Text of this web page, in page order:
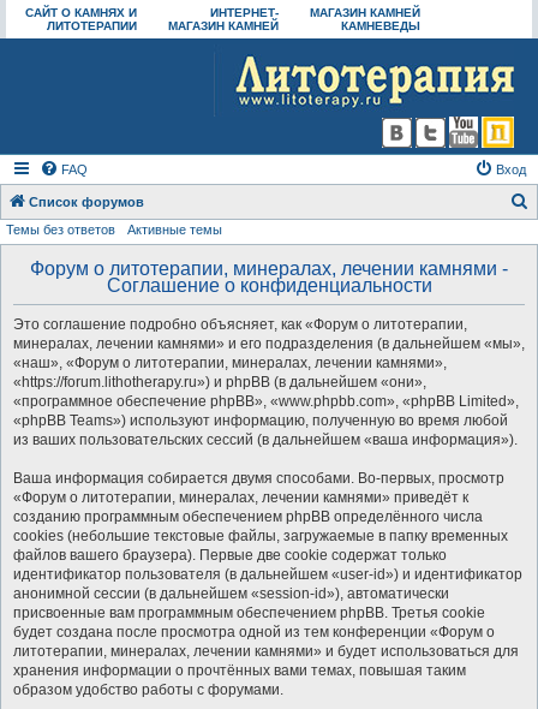
САЙТ О КАМНЯХ И
ЛИТОТЕРАПИИ
ИНТЕРНЕТ-
МАГАЗИН КАМНЕЙ
МАГАЗИН КАМНЕЙ
КАМНЕВЕДЫ
FAQ Вход
Список форумов
Темы без ответов Активные темы
Форум о литотерапии, минералах, лечении камнями -
Соглашение о конфиденциальности
Это соглашение подробно объясняет, как «Форум о литотерапии,
минералах, лечении камнями» и его подразделения (в дальнейшем «мы»,
«наш», «Форум о литотерапии, минералах, лечении камнями»,
«https://forum.lithotherapy.ru») и phpBB (в дальнейшем «они»,
«программное обеспечение phpBB», «www.phpbb.com», «phpBB Limited»,
«phpBB Teams») используют информацию, полученную во время любой
из ваших пользовательских сессий (в дальнейшем «ваша информация»).
Ваша информация собирается двумя способами. Во-первых, просмотр
«Форум о литотерапии, минералах, лечении камнями» приведёт к
созданию программным обеспечением phpBB определённого числа
cookies (небольшие текстовые файлы, загружаемые в папку временных
файлов вашего браузера). Первые две cookie содержат только
идентификатор пользователя (в дальнейшем «user-id») и идентификатор
анонимной сессии (в дальнейшем «session-id»), автоматически
присвоенные вам программным обеспечением phpBB. Третья cookie
будет создана после просмотра одной из тем конференции «Форум о
литотерапии, минералах, лечении камнями» и будет использоваться для
хранения информации о прочтённых вами темах, повышая таким
образом удобство работы с форумами.